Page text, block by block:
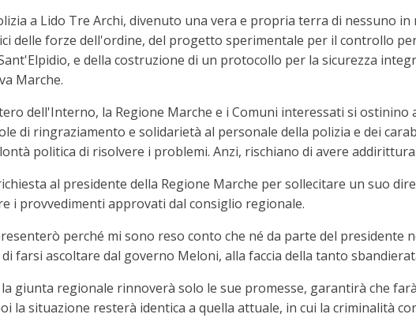
a Lido Tre Archi, divenuto una vera e propria terra di nessuno
delle forze dell'ordine, del progetto sperimentale per il controllo
e della costruzione di un protocollo per la sicurezza
Marche.
dell'Interno, la Regione Marche e i Comuni interessati si
di ringraziamento e solidarietà al personale della polizia e dei
politica di risolvere i problemi. Anzi, rischiano di avere
al presidente della Regione Marche per sollecitare un suo
i provvedimenti approvati dal consiglio regionale.
perché mi sono reso conto che né da parte del presidente
farsi ascoltare dal governo Meloni, alla faccia della tanto
giunta regionale rinnoverà solo le sue promesse, garantirà che
la situazione resterà identica a quella attuale, in cui la criminalità